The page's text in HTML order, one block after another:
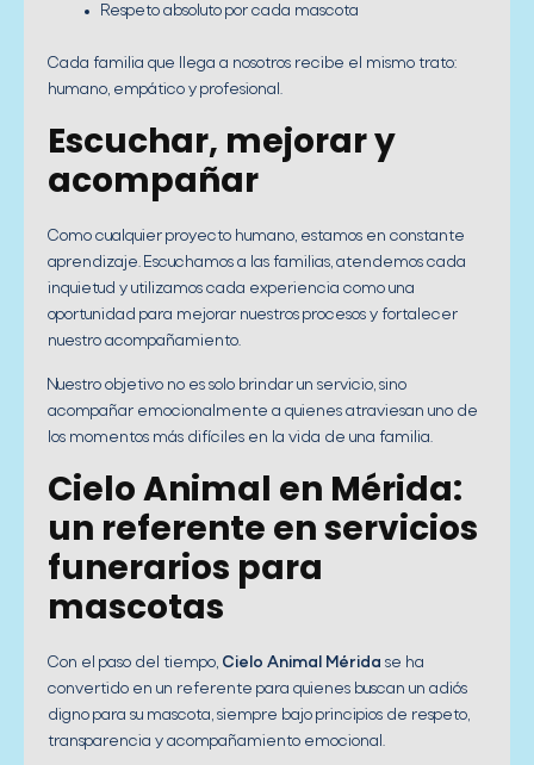
Respeto absoluto por cada mascota
Cada familia que llega a nosotros recibe el mismo trato:
humano, empático y profesional.
Escuchar, mejorar y
acompañar
Como cualquier proyecto humano, estamos en constante
aprendizaje. Escuchamos a las familias, atendemos cada
inquietud y utilizamos cada experiencia como una
oportunidad para mejorar nuestros procesos y fortalecer
nuestro acompañamiento.
Nuestro objetivo no es solo brindar un servicio, sino
acompañar emocionalmente a quienes atraviesan uno de
los momentos más difíciles en la vida de una familia.
Cielo Animal en Mérida:
un referente en servicios
funerarios para
mascotas
Con el paso del tiempo, Cielo Animal Mérida se ha
convertido en un referente para quienes buscan un adiós
digno para su mascota, siempre bajo principios de respeto,
transparencia y acompañamiento emocional.